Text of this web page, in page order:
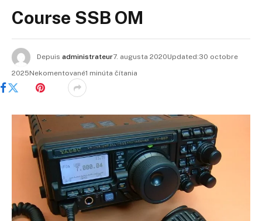
Course SSB OM
Depuis administrateur7. augusta 2020Updated:30 octobre
2025Nekomentované1 minúta čítania
Facebook
Gazouillement
Pinterest